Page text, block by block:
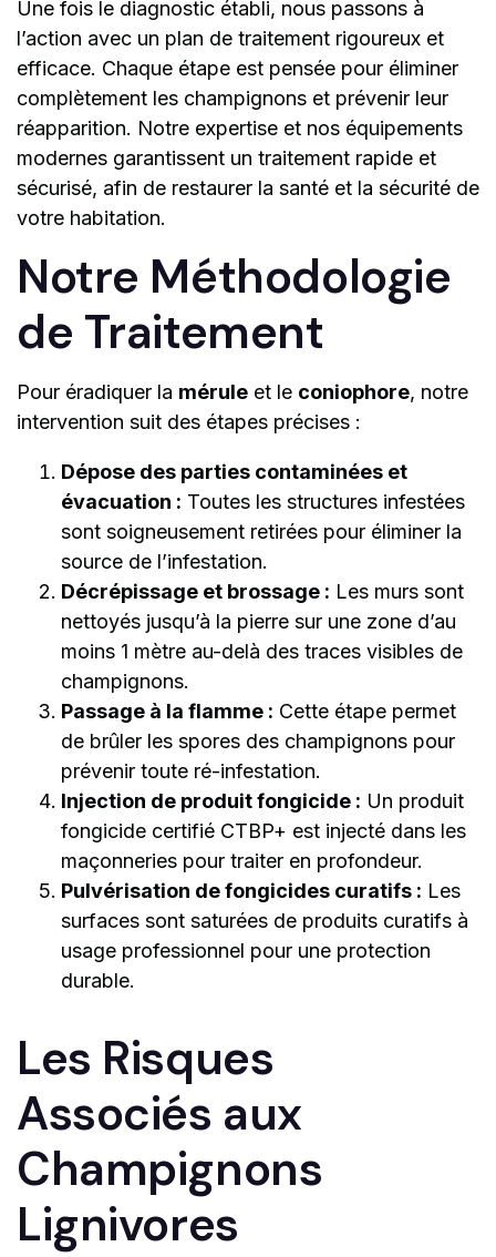
Une fois le diagnostic établi, nous passons à
l’action avec un plan de traitement rigoureux et
efficace. Chaque étape est pensée pour éliminer
complètement les champignons et prévenir leur
réapparition. Notre expertise et nos équipements
modernes garantissent un traitement rapide et
sécurisé, afin de restaurer la santé et la sécurité de
votre habitation.
Notre Méthodologie
de Traitement
Pour éradiquer la mérule et le coniophore, notre
intervention suit des étapes précises :
Dépose des parties contaminées et
évacuation : Toutes les structures infestées
sont soigneusement retirées pour éliminer la
source de l’infestation.
Décrépissage et brossage : Les murs sont
nettoyés jusqu’à la pierre sur une zone d’au
moins 1 mètre au-delà des traces visibles de
champignons.
Passage à la flamme : Cette étape permet
de brûler les spores des champignons pour
prévenir toute ré-infestation.
Injection de produit fongicide : Un produit
fongicide certifié CTBP+ est injecté dans les
maçonneries pour traiter en profondeur.
Pulvérisation de fongicides curatifs : Les
surfaces sont saturées de produits curatifs à
usage professionnel pour une protection
durable.
Les Risques
Associés aux
Champignons
Lignivores